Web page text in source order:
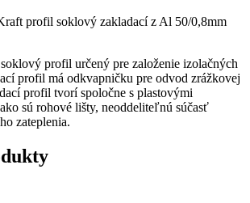
profil soklový zakladací z Al 50/0,8mm
profil určený pre založenie izolačných
profil má odkvapničku pre odvod zrážkovej
profil tvorí spoločne s plastovými
sú rohové lišty, neoddeliteľnú súčasť
zateplenia.